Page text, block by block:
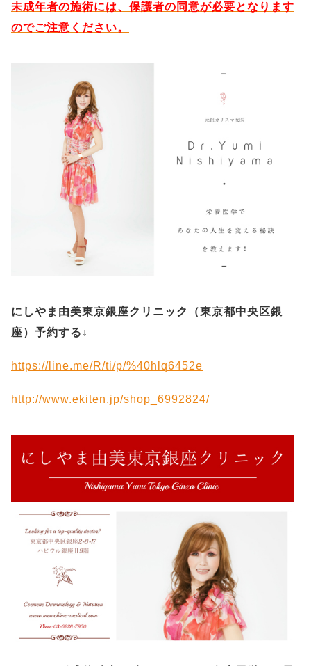
未成年者の施術には、保護者の同意が必要となります
のでご注意ください。
にしやま由美東京銀座クリニック（東京都中央区銀
座）予約する ↓
https://line.me/R/ti/p/%40hlq6452e
http://www.ekiten.jp/shop_6992824/